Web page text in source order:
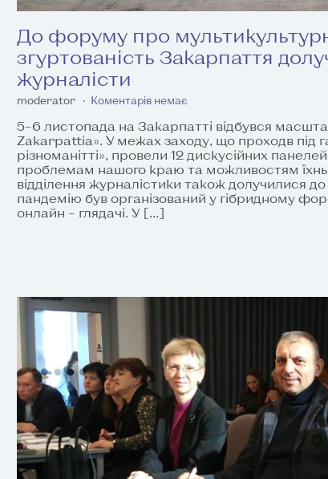
До форуму про
згуртованість Закарпаття
журналісти
moderator Коментарів немає
5–6 листопада на Закарпатті відбувся
Zakarpattia». У межах заходу, що проходв під
різноманітті», провели 12 дискусійних
проблемам нашого краю та можливостям
відділення журналістики також долучилися
пандемію був організований у гібридному
онлайн – глядачі. У […]